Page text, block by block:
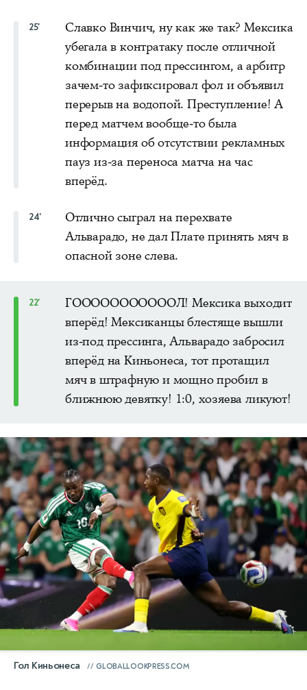
25'
Славко Винчич, ну как же так? Мексика
убегала в контратаку после отличной
комбинации под прессингом, а арбитр
зачем-то зафиксировал фол и объявил
перерыв на водопой. Преступление! А
перед матчем вообще-то была
информация об отсутствии рекламных
пауз из-за переноса матча на час
вперёд.
24'
Отлично сыграл на перехвате
Альварадо, не дал Плате принять мяч в
опасной зоне слева.
22'
ГОООООООООООЛ! Мексика выходит
вперёд! Мексиканцы блестяще вышли
из-под прессинга, Альварадо забросил
вперёд на Киньонеса, тот протащил
мяч в штрафную и мощно пробил в
ближнюю девятку! 1:0, хозяева ликуют!
Гол Киньонеса GLOBALLOOKPRESS.COM